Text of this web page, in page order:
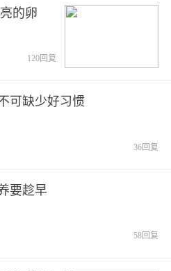
的卵
120回复
可缺少好习惯
36回复
要趁早
58回复